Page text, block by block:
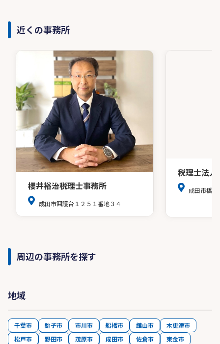
近くの事務所
櫻井裕治税理士事務所
成田市囲護台１２５１番地３４
税理士法人
成田市橋
周辺の事務所を探す
地域
千葉市 銚子市 市川市 船橋市 館山市
木更津市
松戸市
野田市 茂原市 成田市 佐倉市
東金市